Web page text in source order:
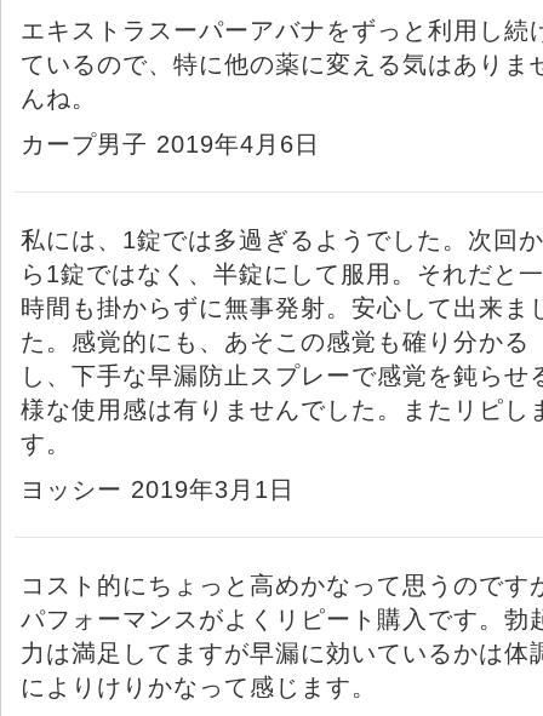
エキストラスーパーアバナをずっと利用し続
ているので、特に他の薬に変える気はありま
んね。
カープ男子 2019年4月6日
私には、1錠では多過ぎるようでした。次回か
ら1錠ではなく、半錠にして服用。それだと一
時間も掛からずに無事発射。安心して出来ま
た。感覚的にも、あそこの感覚も確り分かる
し、下手な早漏防止スプレーで感覚を鈍らせ
様な使用感は有りませんでした。またリピし
す。
ヨッシー 2019年3月1日
コスト的にちょっと高めかなって思うのです
パフォーマンスがよくリピート購入です。勃
力は満足してますが早漏に効いているかは体
によりけりかなって感じます。